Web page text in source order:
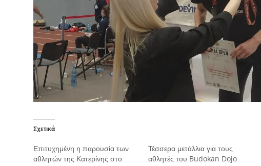
Σχετικά
Επιτυχημένη η παρουσία των
αθλητών της Κατερίνης στο
Τέσσερα μετάλλια για τους
αθλητές του Budokan Dojo